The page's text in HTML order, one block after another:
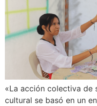
«La acción colectiva de
cultural se basó en un